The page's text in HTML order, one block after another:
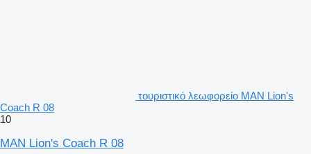
τουριστικό λεωφορείο MAN Lion's
Coach R 08
10
MAN Lion's Coach R 08